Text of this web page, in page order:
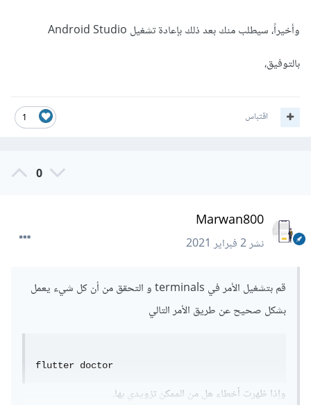
وأخيراً، سيطلب منك بعد ذلك بإعادة تشغيل Android Studio
بالتوفيق،
1 اقتباس
0
Marwan800
نشر2 فبراير 2021
قم بتشغيل الأمر في terminals و التحقق من أن كل شيء يعمل
بشكل صحيح عن طريق الأمر التالي
flutter doctor
وإذا ظهرت أخطاء هل من الممكن تزويدي بها.